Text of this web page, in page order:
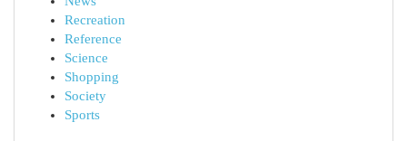
Recreation
Reference
Science
Shopping
Society
Sports